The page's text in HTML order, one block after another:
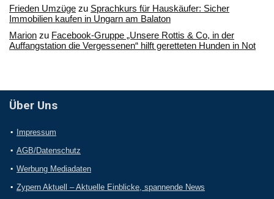
Frieden Umzüge zu Sprachkurs für Hauskäufer: Sicher
Immobilien kaufen in Ungarn am Balaton
Marion zu Facebook-Gruppe „Unsere Rottis & Co, in der
Auffangstation die Vergessenen“ hilft geretteten Hunden in Not
Über Uns
Impressum
AGB/Datenschutz
Werbung Mediadaten
Zypern Aktuell – Aktuelle Einblicke, spannende News